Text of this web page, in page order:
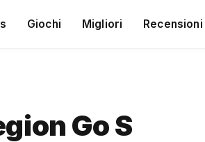
Giochi Migliori Recensioni
Go S